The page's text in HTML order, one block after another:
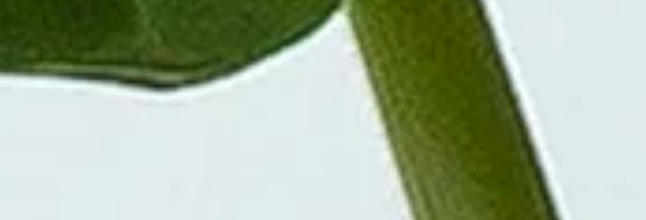
und bringt ein exotisches Feeling in die Wohnung.
und trägt so zu einem gesunden Raumklima bei.